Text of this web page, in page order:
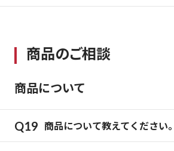
商品のご相談
商品について
商品について教えてください。